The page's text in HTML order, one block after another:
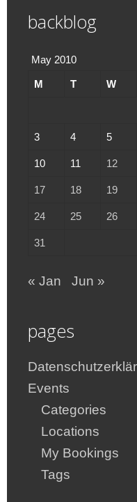
backblog
May 2010
M T W
3 4 5
10 11 12
17 18 19
24 25 26
31
« Jan Jun »
pages
Events
Categories
Locations
My Bookings
Tags